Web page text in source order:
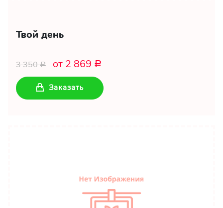
Твой день
3 350Р от 2 869 Р
Заказать